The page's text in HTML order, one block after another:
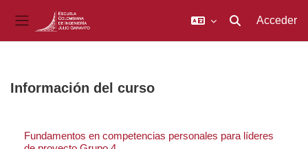
Panel lateral Selector de
Acceder
Información del curso
Fundamentos en competencias personales para líderes